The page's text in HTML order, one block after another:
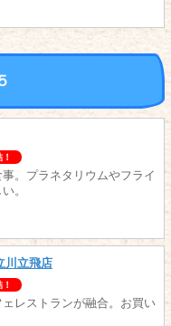
。プラネタリウムやフライ
。
川立飛店
レストランが融合。お買い